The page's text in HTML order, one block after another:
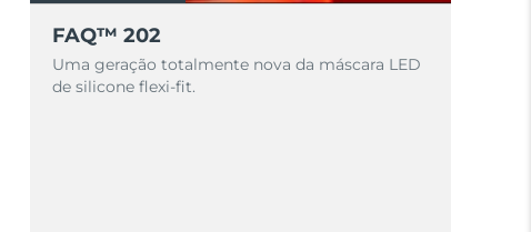
FAQ™ 202
Uma geração totalmente nova da máscara LED
de silicone flexi-fit.